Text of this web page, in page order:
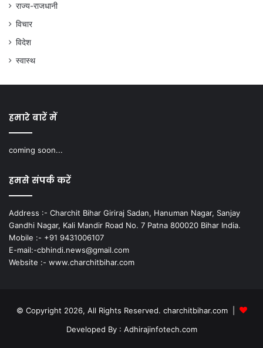
राज्य-राजधानी
विचार
विदेश
स्वास्थ
हमारे बारें में
coming soon...
हमसे संपर्क करें
Address :- Charchit Bihar Giriraj Sadan, Hanuman Nagar, Sanjay
Gandhi Nagar, Kali Mandir Road No. 7 Patna 800020 Bihar India.
Mobile :- +91 9431006107
E-mail:-cbhindi.news@gmail.com
Website :- www.charchitbihar.com
© Copyright 2026, All Rights Reserved. charchitbihar.com |
Developed By : Adhirajinfotech.com